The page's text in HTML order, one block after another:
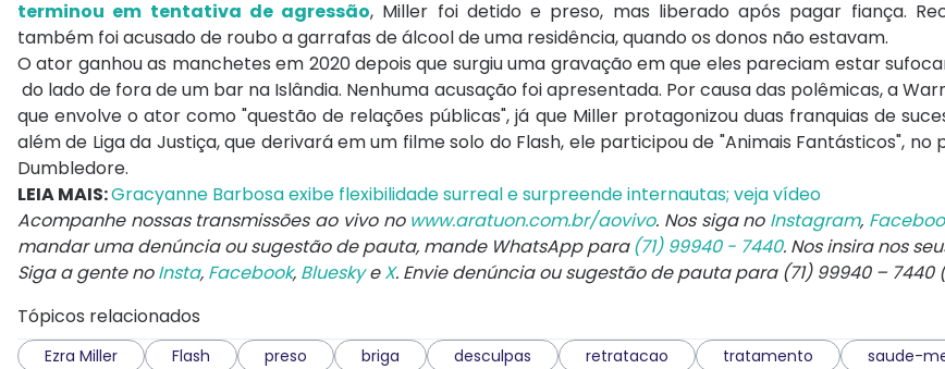
terminou em tentativa de agressão, Miller foi detido e preso, mas liberado após pagar fiança.
também foi acusado de roubo a garrafas de álcool de uma residência, quando os donos não estavam.
O ator ganhou as manchetes em 2020 depois que surgiu uma gravação em que eles pareciam estar
do lado de fora de um bar na Islândia. Nenhuma acusação foi apresentada. Por causa das polêmicas, a
que envolve o ator como "questão de relações públicas", já que Miller protagonizou duas franquias de
além de Liga da Justiça, que derivará em um filme solo do Flash, ele participou de "Animais Fantásticos", no
Dumbledore.
LEIA MAIS:Gracyanne Barbosa exibe flexibilidade surreal e surpreende internautas; veja vídeo
Acompanhe nossas transmissões ao vivo no www.aratuon.com.br/aovivo. Nos siga no Instagram,
mandar uma denúncia ou sugestão de pauta, mande WhatsApp para (71) 99940 - 7440. Nos insira nos
Siga a gente noInsta, Facebook, BlueskyeX. Envie denúncia ou sugestão de pauta para (71) 99940 – 7440 (
Tópicos relacionados
Ezra Miller Flash preso briga desculpas retratacao tratamento
saude-